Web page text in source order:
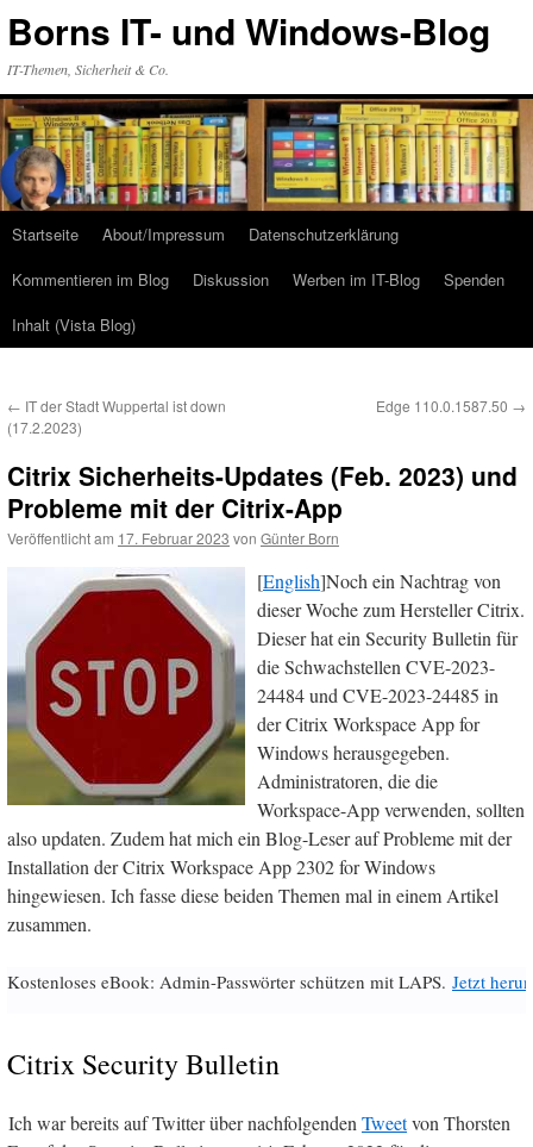
Inhalt
Borns IT- und Windows-Blog
IT-Themen, Sicherheit & Co.
Startseite About/Impressum
Datenschutzerklärung
Kommentieren im Blog
Diskussion Werben im IT-Blog
Spenden
Inhalt (Vista Blog)
← IT der Stadt Wuppertal ist down
(17.2.2023)
Edge 110.0.1587.50 →
Citrix Sicherheits-Updates (Feb. 2023) und
Probleme mit der Citrix-App
Veröffentlicht am 17. Februar 2023 von Günter Born
[English]Noch ein Nachtrag von
dieser Woche zum Hersteller Citrix.
Dieser hat ein Security Bulletin für
die Schwachstellen CVE-2023-
24484 und CVE-2023-24485 in
der Citrix Workspace App for
Windows herausgegeben.
Administratoren, die die
Workspace-App verwenden, sollten
also updaten. Zudem hat mich ein Blog-Leser auf Probleme mit der
Installation der Citrix Workspace App 2302 for Windows
hingewiesen. Ich fasse diese beiden Themen mal in einem Artikel
zusammen.
Kostenloses eBook: Admin-Passwörter schützen mit LAPS. Jetzt
Citrix Security Bulletin
Ich war bereits auf Twitter über nachfolgendenTweetvon Thorsten